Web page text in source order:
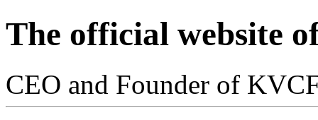
The official website
CEO and Founder of